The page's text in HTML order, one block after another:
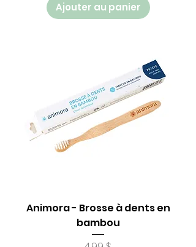
Ajouter au panier
Animora - Brosse à dents en
bambou